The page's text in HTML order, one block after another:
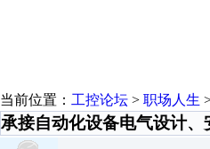
当前位置： 工控论坛 > 职场人生
承接自动化设备电气设计、